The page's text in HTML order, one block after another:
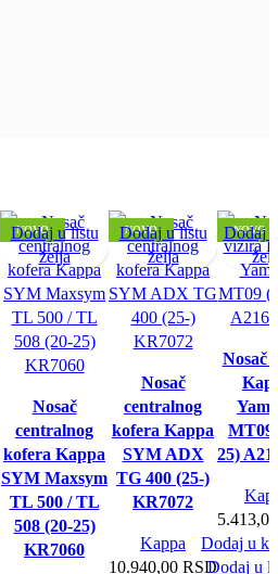
NOVO
Dodaj u listu
želja
Nosač
centralnog
kofera Kappa
SYM Maxsym
TL 500 / TL
508 (20-25)
KR7060
NOVO
Dodaj u listu
želja
Nosač
centralnog
kofera Kappa
SYM ADX
TG 400 (25-)
KR7072
Kappa
10.940,00 RSD
NOVO
Dodaj
Nosač
MT09
25)
Dodaj u
Dodaj u